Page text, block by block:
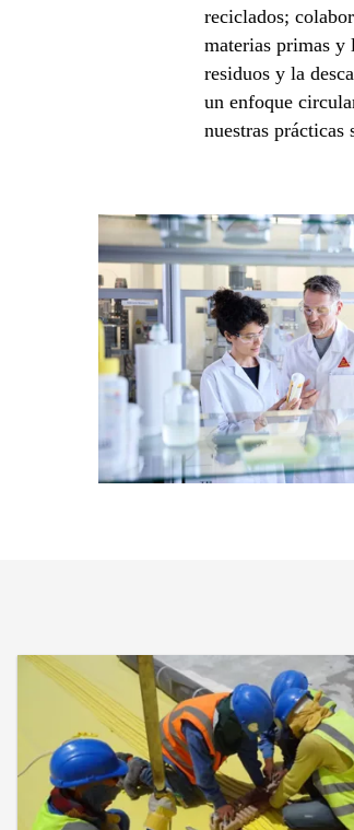
reciclados;
materias primas y
residuos y la
un enfoque
nuestras